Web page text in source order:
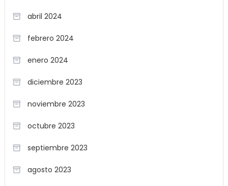
abril 2024
febrero 2024
enero 2024
diciembre 2023
noviembre 2023
octubre 2023
septiembre 2023
agosto 2023